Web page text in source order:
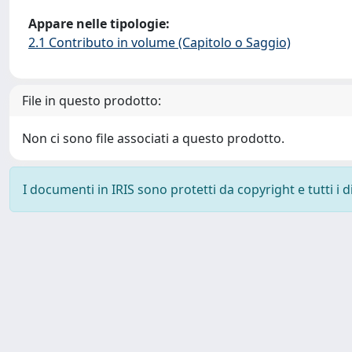
Appare nelle tipologie:
2.1 Contributo in volume (Capitolo o Saggio)
File in questo prodotto:
Non ci sono file associati a questo prodotto.
I documenti in IRIS sono protetti da copyright e tutti i